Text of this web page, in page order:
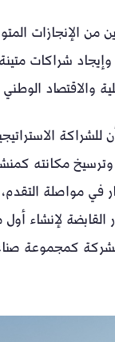
الإنجازات
شراكات
والاقتصاد
مكانته
في مواصلة
القابضة لإنشاء
كمجموعة